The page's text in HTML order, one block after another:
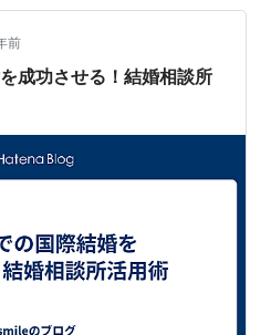
きましょう。 仕送りの背景 タ
見るのが当然とされていま
えに基づく孝行の精神か…
前
成功させる！結婚相談所